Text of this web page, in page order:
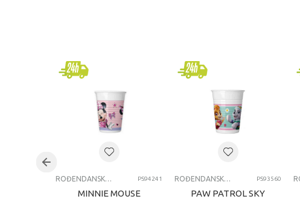
Brend
ROĐENDANSKE ČAŠE PS94241
MINNIE MOUSE
ROĐENDANSKE ČAŠE PS93560
PAW PATROL SKY